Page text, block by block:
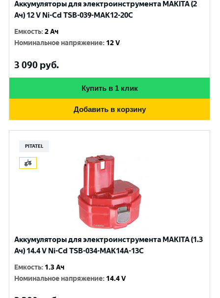
Аккумуляторы для электроинструмента MAKITA (2
Ач) 12 V Ni-Cd TSB-039-MAK12-20C
Емкость:2 Ач
Номинальное напряжение: 12 V
3 090 руб.
Купить в 1 клик
Добавить в корзину
PITATEL
Аккумуляторы для электроинструмента MAKITA (1.3
Ач) 14.4 V Ni-Cd TSB-034-MAK14A-13C
Емкость: 1.3 Ач
Номинальное напряжение: 14.4 V